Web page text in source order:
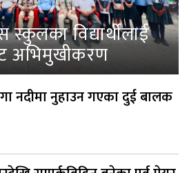
विद्यार्थीलाई
अभिमुखीकरण
नदीमा नुहाउन गएका दुई बालक